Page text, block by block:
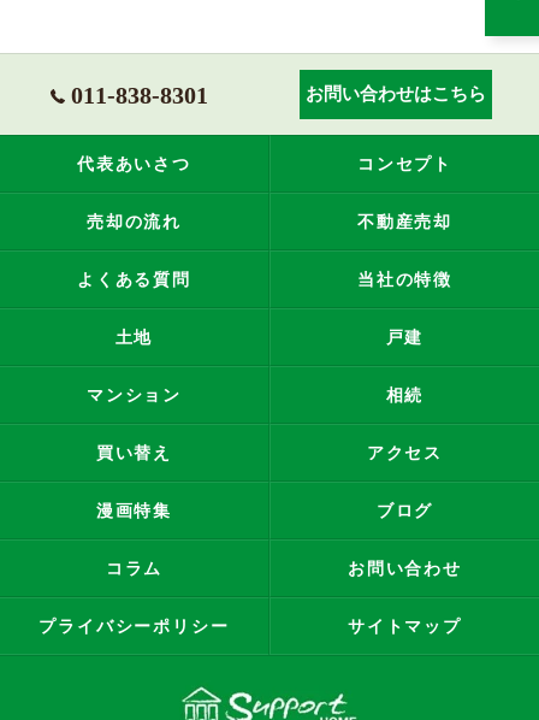
011-838-8301 お問い合わせはこちら
代表あいさつ コンセプト
売却の流れ 不動産売却
よくある質問 当社の特徴
土地 戸建
マンション 相続
買い替え アクセス
漫画特集 ブログ
コラム お問い合わせ
プライバシーポリシー サイトマップ